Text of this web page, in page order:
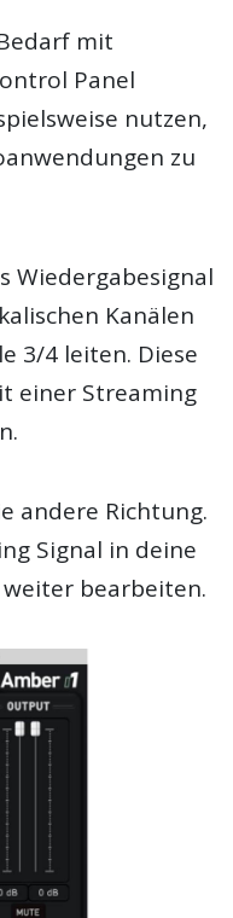
mit
Panel
nutzen,
zu
Wiedergabesignal
Kanälen
3/4 leiten. Diese
einer Streaming
andere Richtung.
Signal in deine
bearbeiten.